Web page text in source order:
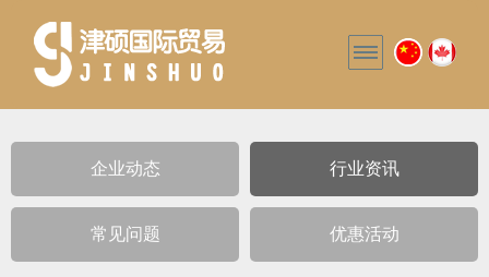
企业动态 行业资讯
常见问题 优惠活动